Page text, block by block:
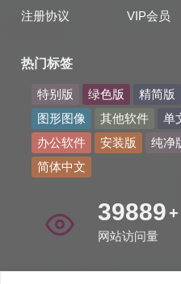
注册协议
VIP会员
热门标签
特别版 绿色版 精简版
图形图像
其他软件 单
办公软件
安装版 纯净
简体中文
49869 +
网站访问量